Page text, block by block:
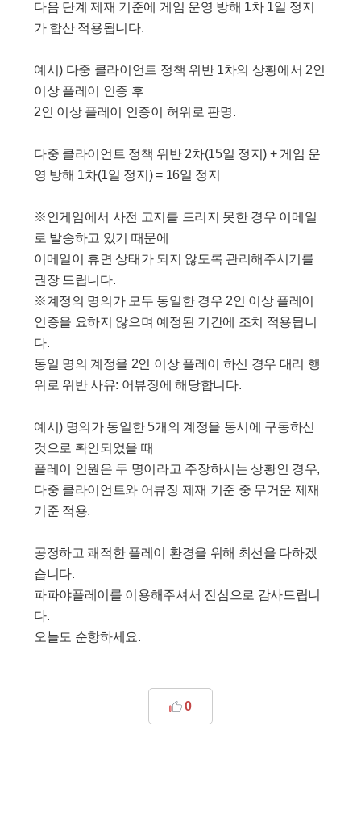
다음 단계 제재 기준에 게임 운영 방해 1차 1일 정지
가 합산 적용됩니다.
예시) 다중 클라이언트 정책 위반 1차의 상황에서 2인
이상 플레이 인증 후
2인 이상 플레이 인증이 허위로 판명.
다중 클라이언트 정책 위반 2차(15일 정지) + 게임 운
영 방해 1차(1일 정지) = 16일 정지
※인게임에서 사전 고지를 드리지 못한 경우 이메일
로 발송하고 있기 때문에
이메일이 휴면 상태가 되지 않도록 관리해주시기를
권장 드립니다.
※계정의 명의가 모두 동일한 경우 2인 이상 플레이
인증을 요하지 않으며 예정된 기간에 조치 적용됩니
다.
동일 명의 계정을 2인 이상 플레이 하신 경우 대리 행
위로 위반 사유: 어뷰징에 해당합니다.
예시) 명의가 동일한 5개의 계정을 동시에 구동하신
것으로 확인되었을 때
플레이 인원은 두 명이라고 주장하시는 상황인 경우,
다중 클라이언트와 어뷰징 제재 기준 중 무거운 제재
기준 적용.
공정하고 쾌적한 플레이 환경을 위해 최선을 다하겠
습니다.
파파야플레이를 이용해주셔서 진심으로 감사드립니
다.
오늘도 순항하세요.
0